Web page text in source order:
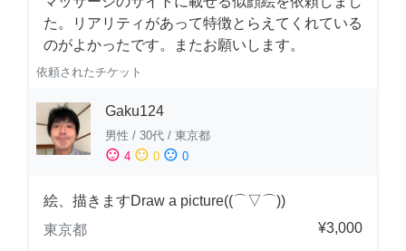
た。リアリティがあって特徴とらえてくれている
のがよかったです。またお願いします。
依頼されたチケット
Gaku124
男性 / 30代 / 東京都
sentiment_satisfied 4 sentiment_neutral 0 sentiment_dissatisfied 0
絵、描きますDraw a picture((⌒▽⌒))
東京都
¥3,000